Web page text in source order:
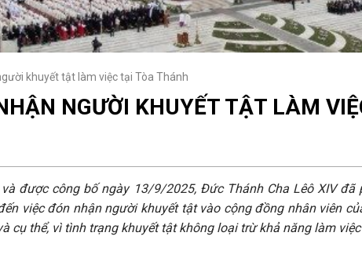
khuyết tật làm việc tại Tòa Thánh
NGƯỜI KHUYẾT TẬT LÀM
được công bố ngày 13/9/2025, Đức Thánh Cha Lêô XIV
việc đón nhận người khuyết tật vào cộng đồng nhân viên
cụ thể, vì tình trạng khuyết tật không loại trừ khả năng làm